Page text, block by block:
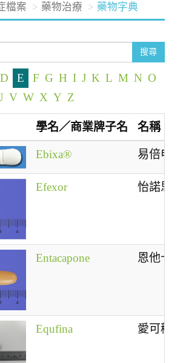
a
i
o
n
檔案 藥物治療 藥物字典
搜尋
D E F G H I J K L M N O
V W X Y Z
學名／商業牌子名 名稱
Ebixa® 易倍申
Efexor 怡諾思
Entacapone 恩他卡朋
Equfina 愛可穩